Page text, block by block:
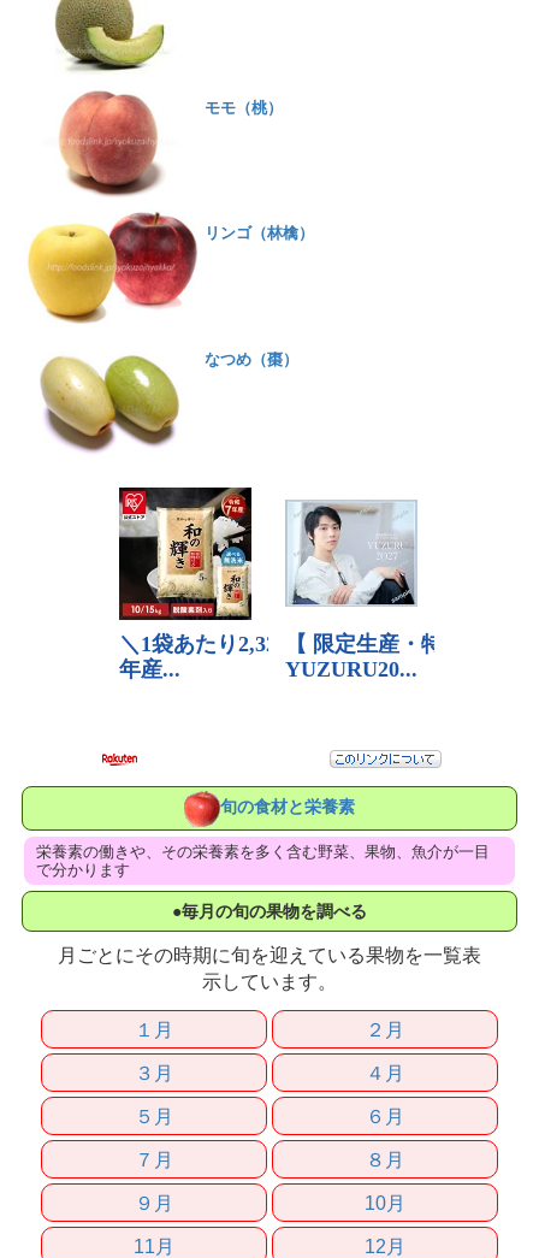
モモ（桃）
リンゴ（林檎）
なつめ（棗）
旬の食材と栄養素
栄養素の働きや、その栄養素を多く含む野菜、果物、魚介が一目
で分かります
●毎月の旬の果物を調べる
月ごとにその時期に旬を迎えている果物を一覧表
示しています。
１月
２月
３月
４月
５月
６月
７月
８月
９月
10月
11月
12月